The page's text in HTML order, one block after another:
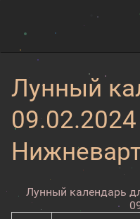
Лунный
Лунный календарь